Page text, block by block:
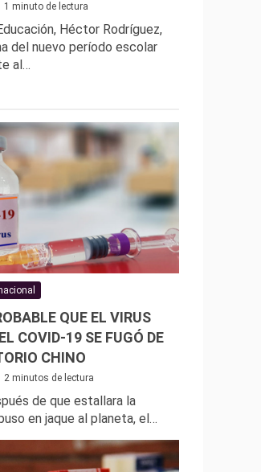
1 minuto de lectura
Héctor Rodríguez,
del nuevo período escolar
al…
QUE EL VIRUS
COVID-19 SE FUGÓ DE
CHINO
2 minutos de lectura
de que estallara la
en jaque al planeta, el…